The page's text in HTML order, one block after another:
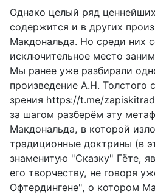
Однако целый ряд
содержится и в других
Макдональда. Но среди них
исключительное место
Мы ранее уже разбирали
произведение А.Н. Толстого
зрения https://t.me/
за шагом разберём эту
Макдональда, в которой
традиционные доктрины (в
знаменитую "Сказку" Гëте,
его творчеству, не говоря
Офтердингене", о котором